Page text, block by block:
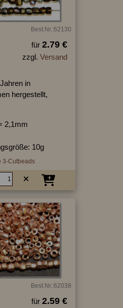
Best.Nr.:62130
für 2.79 €
zzgl. Versand
in
hergestellt,
2,1mm
10g
3-Cutbeads
Best.Nr.:62038
für 2.59 €